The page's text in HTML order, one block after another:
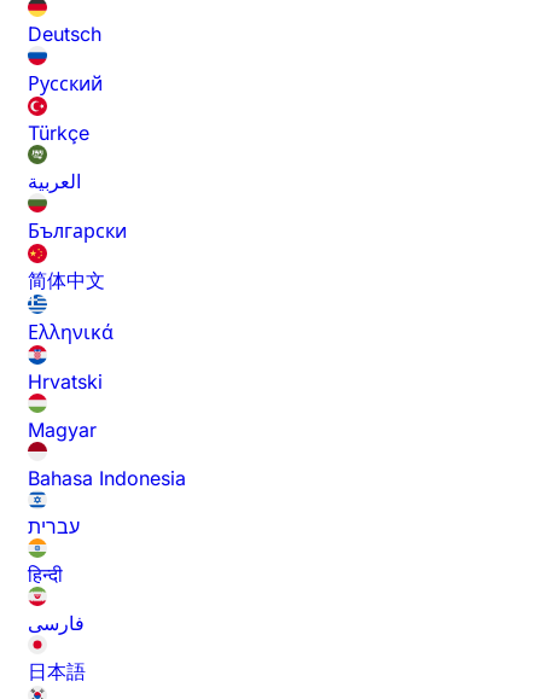
Deutsch
Русский
Türkçe
العربية
Български
简体中文
Ελληνικά
Hrvatski
Magyar
Bahasa Indonesia
עברית
हिन्दी
فارسی
日本語